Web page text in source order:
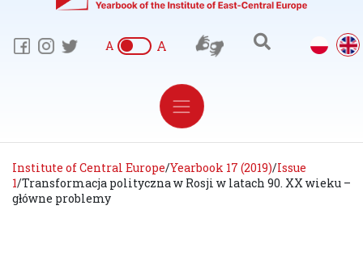
A A
Institute of Central Europe/Yearbook 17 (2019)/Issue
1/Transformacja polityczna w Rosji w latach 90. XX wieku –
główne problemy